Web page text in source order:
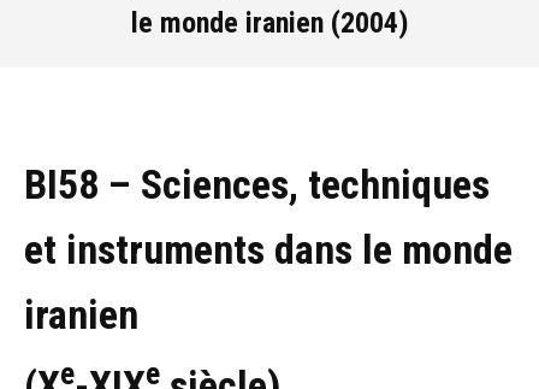
le monde iranien (2004)
BI58 – Sciences, techniques
et instruments dans le monde
iranien
e e